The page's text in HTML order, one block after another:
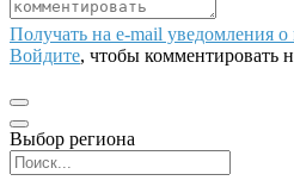
Получать на e‑mail уведомления
Войдите, чтобы комментировать
Выбор региона